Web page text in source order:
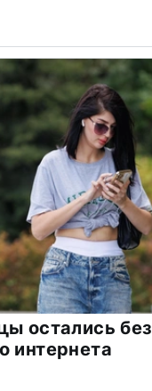
остались без
интернета